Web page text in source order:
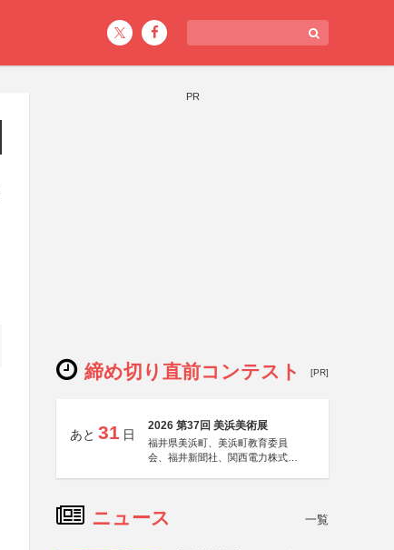
PR
締め切り直前コンテスト [PR]
あと 31 日
2026 第37回 美浜美術展
福井県美浜町、美浜町教育委員
会、福井新聞社、関西電力株式会
ニュース 一覧